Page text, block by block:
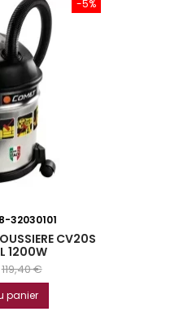
-5%
32030101
CV20S
1200W
Prix
119,40 €
panier